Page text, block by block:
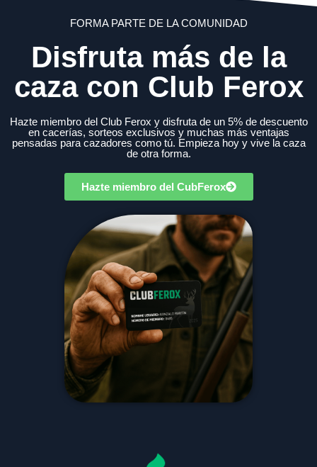
FORMA PARTE DE LA COMUNIDAD
Disfruta más de la
caza con Club Ferox
Hazte miembro del Club Ferox y disfruta de un 5% de descuento
en cacerías, sorteos exclusivos y muchas más ventajas
pensadas para cazadores como tú. Empieza hoy y vive la caza
de otra forma.
Hazte miembro del CubFerox